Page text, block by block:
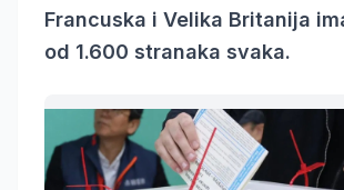
Francuska i Velika Britanija
od 1.600 stranaka svaka.